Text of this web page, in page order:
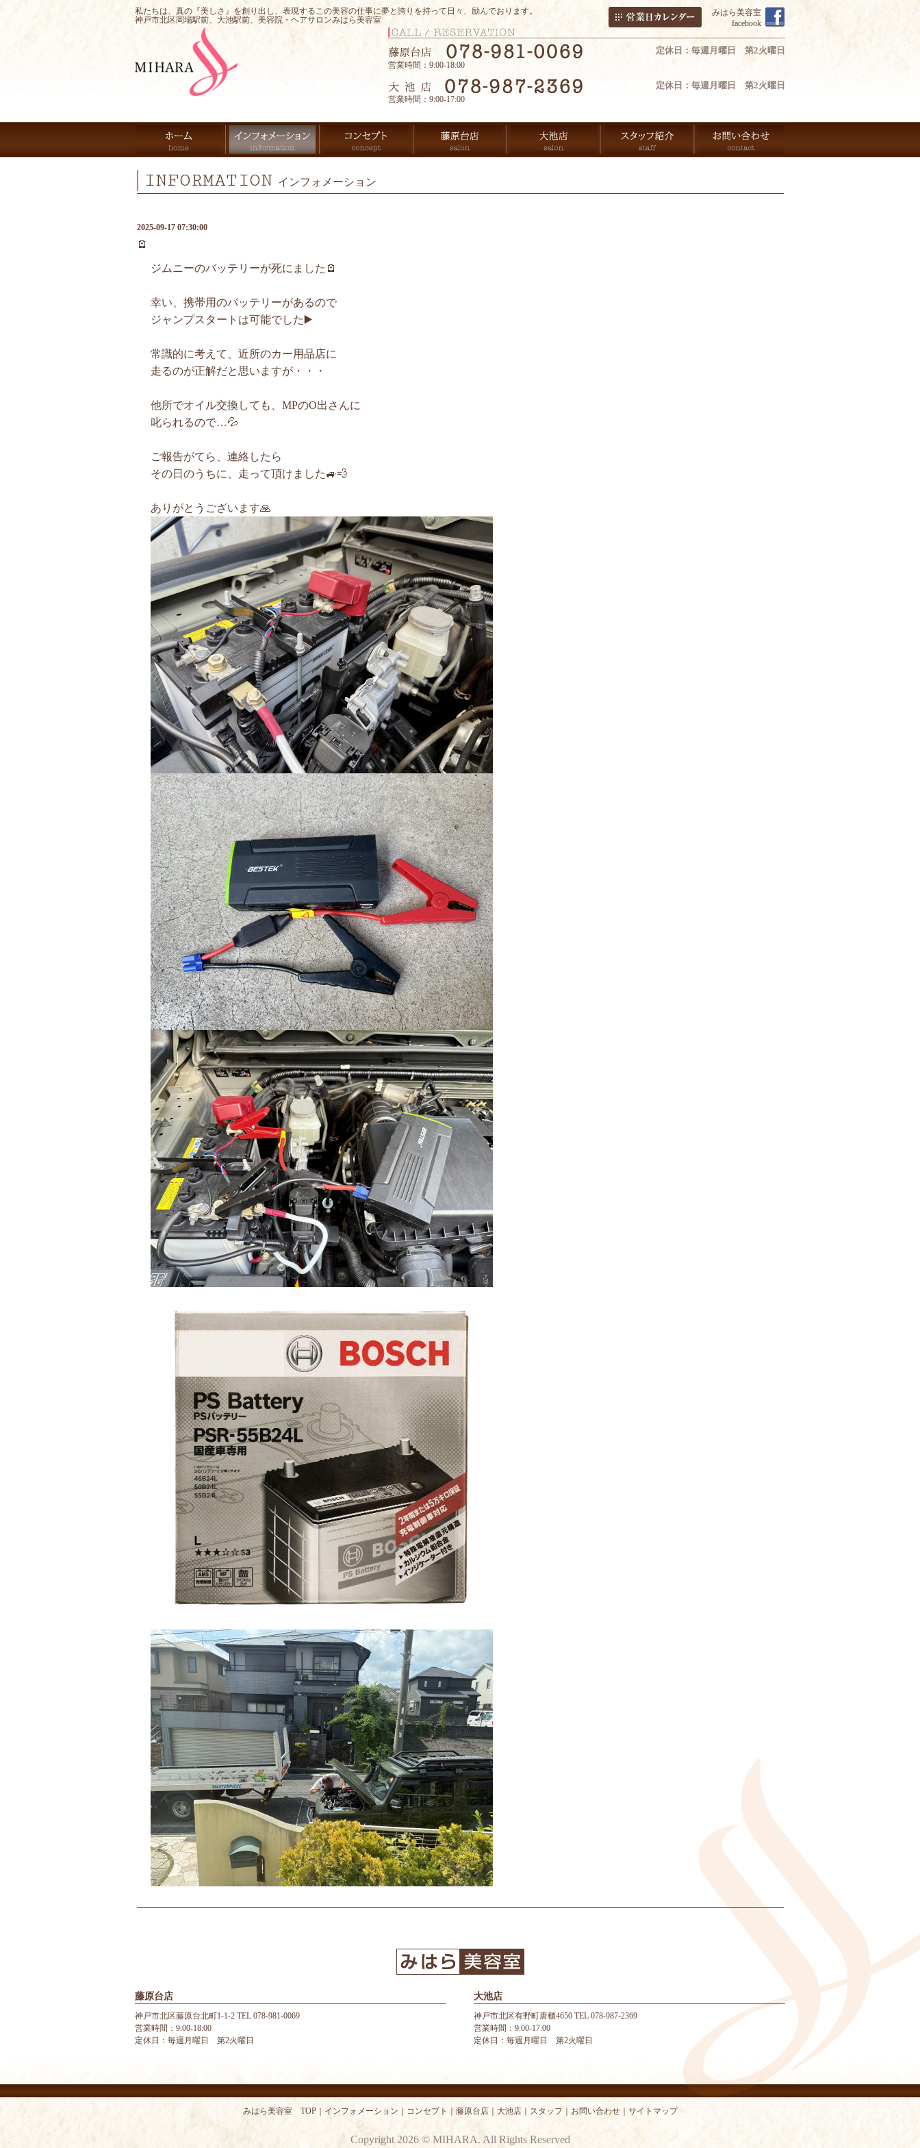
私たちは、真の『美しさ』を創り出し、表現するこの美容の仕事に夢と誇りを持って日々、励んでおります。
神戸市北区岡場駅前、大池駅前、美容院・ヘアサロンみはら美容室
みはら美容室
facebook
定休日：毎週月曜日 第2火曜日
営業時間：9:00-18:00
定休日：毎週月曜日 第2火曜日
営業時間：9:00-17:00
INFORMATION インフォメーション
2025-09-17 07:30:00
🪫
ジムニーのバッテリーが死にました🪫
幸い、携帯用のバッテリーがあるので
ジャンプスタートは可能でした▶️
常識的に考えて、近所のカー用品店に
走るのが正解だと思いますが・・・
他所でオイル交換しても、MPのO出さんに
叱られるので…💦
ご報告がてら、連絡したら
その日のうちに、走って頂けました🚙💨
ありがとうございます🙏
藤原台店
神戸市北区藤原台北町1-1-2 TEL 078-981-0069
営業時間：9:00-18:00
定休日：毎週月曜日 第2火曜日
大池店
神戸市北区有野町唐櫃4650 TEL 078-987-2369
営業時間：9:00-17:00
定休日：毎週月曜日 第2火曜日
みはら美容室 TOP｜ インフォメーション コンセプト 藤原台店｜ 大池店｜ スタッフ お問い合わせ｜ サイトマップ
Copyright 2026 © MIHARA. All Rights Reserved